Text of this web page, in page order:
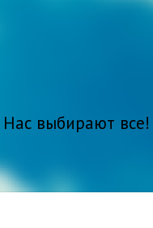
Нас выбирают все!